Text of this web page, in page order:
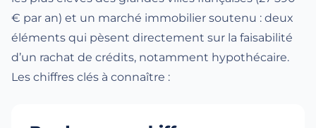
€ par an) et un marché immobilier soutenu : deux
éléments qui pèsent directement sur la faisabilité
d’un rachat de crédits, notamment hypothécaire.
Les chiffres clés à connaître :